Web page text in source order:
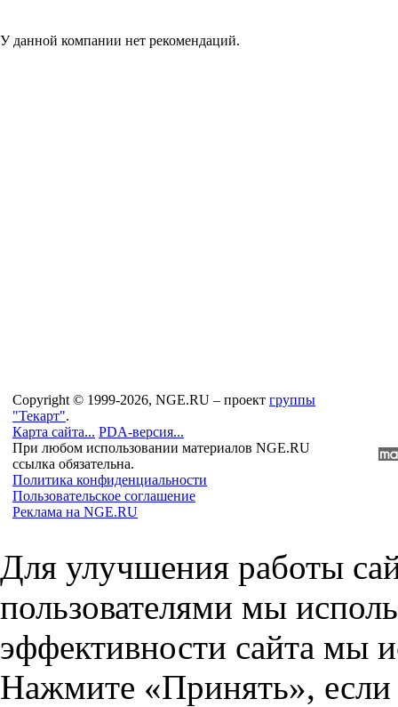
У данной компании нет рекомендаций.
Copyright © 1999-2026, NGE.RU – проект группы
"Текарт".
Карта сайта... PDA-версия...
При любом использовании материалов NGE.RU
ссылка обязательна.
Политика конфиденциальности
Пользовательское соглашение
Реклама на NGE.RU
Для улучшения работы
пользователями мы
эффективности сайта мы
Нажмите «Принять», если